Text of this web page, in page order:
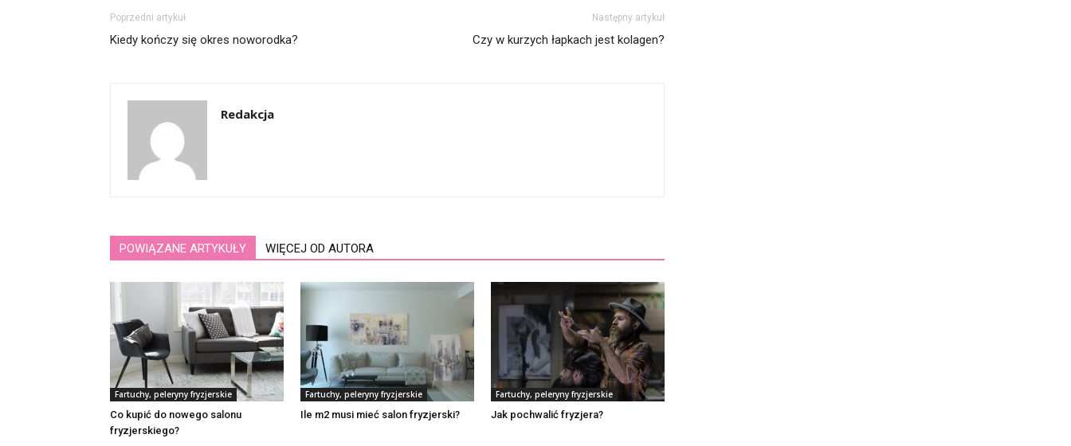
Poprzedni artykuł
Kiedy kończy się okres noworodka?
Następny artykuł
Czy w kurzych łapkach jest kolagen?
Redakcja
POWIĄZANE ARTYKUŁY WIĘCEJ OD AUTORA
Fartuchy, peleryny fryzjerskie
Co kupić do nowego salonu
fryzjerskiego?
Fartuchy, peleryny fryzjerskie
Ile m2 musi mieć salon fryzjerski?
Fartuchy, peleryny fryzjerskie
Jak pochwalić fryzjera?